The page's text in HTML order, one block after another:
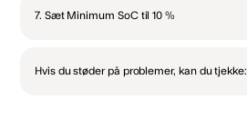
7. Sæt Minimum SoC til 10 %
Hvis du støder på problemer, kan du tjekke: